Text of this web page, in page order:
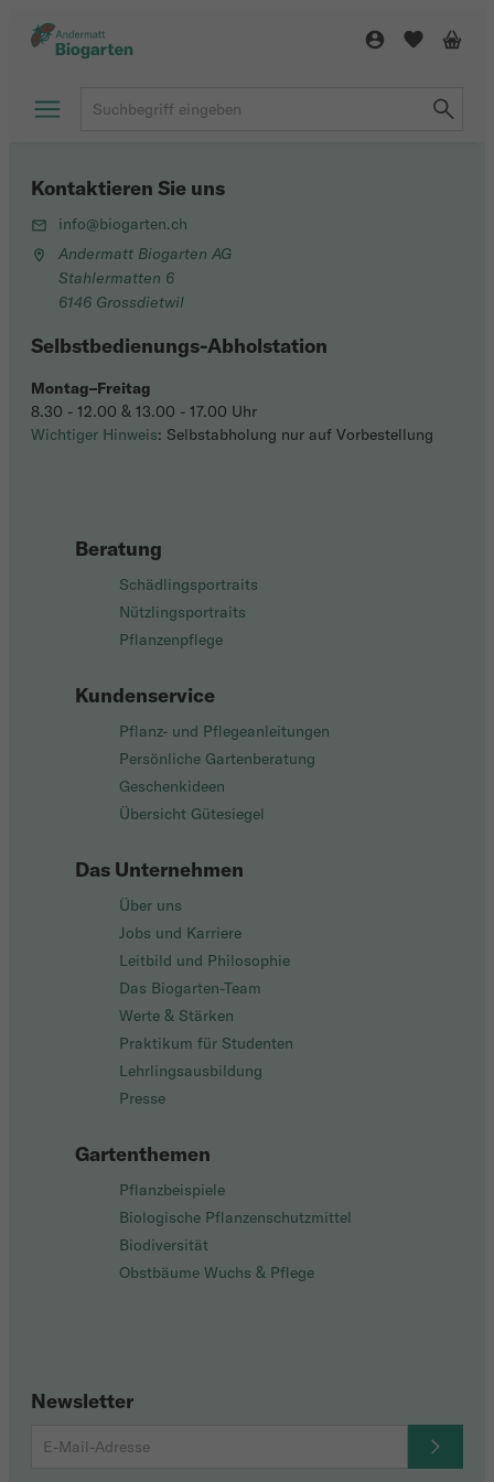
Beratung
Schädlingsportraits
Nützlingsportraits
Pflanzenpflege
Kundenservice
Pflanz- und Pflegeanleitungen
Persönliche Gartenberatung
Geschenkideen
Übersicht Gütesiegel
Das Unternehmen
Über uns
Jobs und Karriere
Leitbild und Philosophie
Das Biogarten-Team
Werte & Stärken
Praktikum für Studenten
Lehrlingsausbildung
Presse
Gartenthemen
Pflanzbeispiele
Biologische Pflanzenschutzmittel
Biodiversität
Obstbäume Wuchs & Pflege
Newsletter
Kontaktieren Sie uns
info@biogarten.ch
Andermatt Biogarten AG
Stahlermatten 6
6146 Grossdietwil
Selbstbedienungs-Abholstation
Montag–Freitag
8.30 - 12.00 & 13.00 - 17.00 Uhr
Wichtiger Hinweis: Selbstabholung nur auf Vorbestellung